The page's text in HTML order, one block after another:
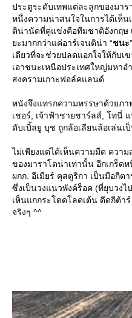
ประตูระดับเทพแต่ละลูกของมาร
หนึ่งความน่าสนใจในการได้เห็
ติน่านัดที่คู่แข่งคือทีมชาติอังกฤ
ะมากกว่าแค่อาร์เจนติน่า “ชนะ
เดียวที่จะช่วยปลดแอกใจให้กับเ
เอาชนะเหนือประเทศใหญ่มหา
สงครามเกาะฟอล์คแลนด์
หนังจึงแทรกความหรรษาด้วยภ
เชอร์, เจ้าฟ้าชายชาร์ลส์, โทนี่
ดับเบิ้ลยู บุช ถูกล้อเลียนล้อเล่นเ
ไม่เพียงแต่ได้เห็นความมืด ควา
ของมาราโดน่าเท่านั้น อีกเกร็ด
ผกก. อีเมียร์ คุสตูริกา เป็นมือกีตา
ซึ่งเป็นวงแนวพังค์ร็อค (ที่ยุบวงไ
เห็นแกกระโดดโลดเต้น ดีดกีต้า
จริงๆ ^^